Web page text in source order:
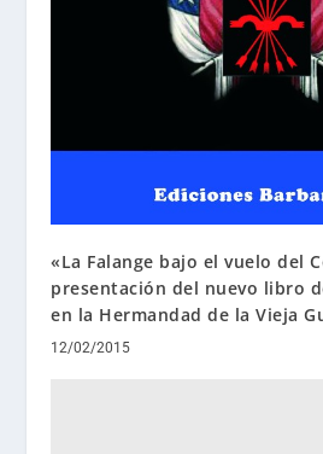
«La Falange bajo el vuelo del
presentación del nuevo libro
en la Hermandad de la Vieja
12/02/2015